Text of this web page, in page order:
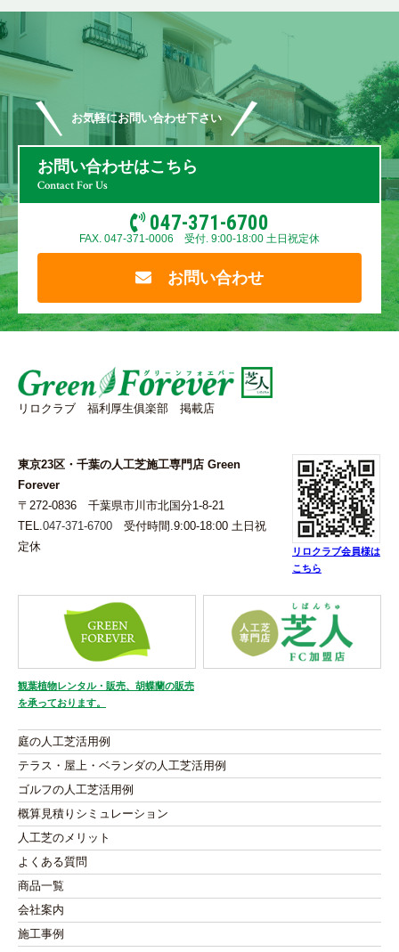
お気軽にお問い合わせ下さい
お問い合わせはこちら
Contact For Us
047-371-6700
FAX. 047-371-0006 受付. 9:00-18:00 土日祝定休
お問い合わせ
リロクラブ 福利厚生俱楽部 掲載店
東京23区・千葉の人工芝施工専門店 Green
Forever
〒272-0836 千葉県市川市北国分1-8-21
TEL. 047-371-6700 受付時間.9:00-18:00 土日祝
定休
リロクラブ会員様は
こちら
観葉植物レンタル・販売、胡蝶蘭の販売
を承っております。
庭の人工芝活用例
テラス・屋上・ベランダの人工芝活用例
ゴルフの人工芝活用例
概算見積りシミュレーション
人工芝のメリット
よくある質問
商品一覧
会社案内
施工事例